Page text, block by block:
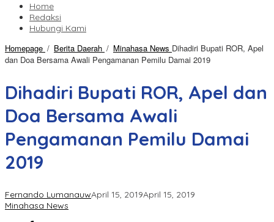
Home
Redaksi
Hubungi Kami
Homepage / Berita Daerah / Minahasa News Dihadiri Bupati ROR, Apel
dan Doa Bersama Awali Pengamanan Pemilu Damai 2019
Dihadiri Bupati ROR, Apel dan
Doa Bersama Awali
Pengamanan Pemilu Damai
2019
Fernando LumanauwApril 15, 2019April 15, 2019
Minahasa News